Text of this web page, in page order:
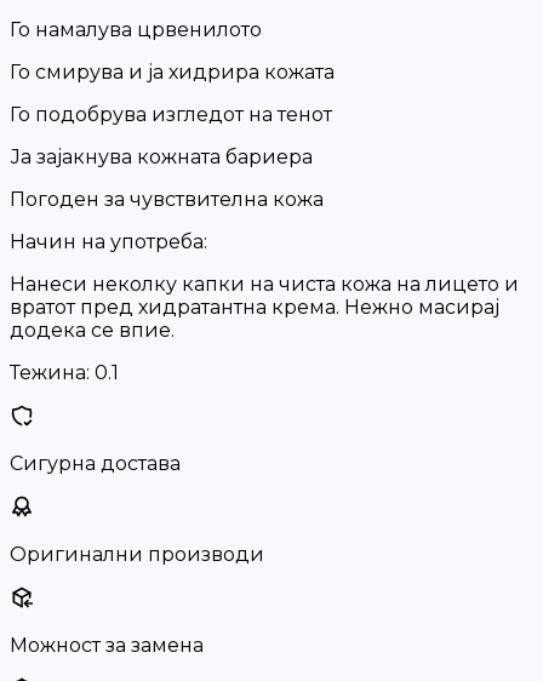
Го намалува црвенилото
Го смирува и ја хидрира кожата
Го подобрува изгледот на тенот
Ја зајакнува кожната бариера
Погоден за чувствителна кожа
Начин на употреба:
Нанеси неколку капки на чиста кожа на лицето и
вратот пред хидратантна крема. Нежно масирај
додека се впие.
Тежина: 0.1
Сигурна достава
Оригинални производи
Можност за замена